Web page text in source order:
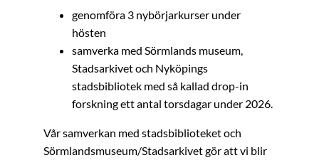
genomföra 3 nybörjarkurser under
hösten
samverka med Sörmlands museum,
Stadsarkivet och Nyköpings
stadsbibliotek med så kallad drop-in
forskning ett antal torsdagar under 2026.
Vår samverkan med stadsbiblioteket och
Sörmlandsmuseum/Stadsarkivet gör att vi blir